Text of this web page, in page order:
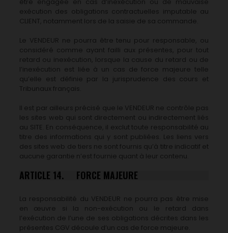
exécution des obligations contractuelles imputable au
CLIENT, notamment lors de la saisie de sa commande.
Le VENDEUR ne pourra être tenu pour responsable, ou
considéré comme ayant failli aux présentes, pour tout
retard ou inexécution, lorsque la cause du retard ou de
l’inexécution est liée à un cas de force majeure telle
qu’elle est définie par la jurisprudence des cours et
Tribunaux français.
Il est par ailleurs précisé que le VENDEUR ne contrôle pas
les sites web qui sont directement ou indirectement liés
au SITE. En conséquence, il exclut toute responsabilité au
titre des informations qui y sont publiées. Les liens vers
des sites web de tiers ne sont fournis qu’à titre indicatif et
aucune garantie n’est fournie quant à leur contenu.
ARTICLE 14. FORCE MAJEURE
La responsabilité du VENDEUR ne pourra pas être mise
en œuvre si la non-exécution ou le retard dans
l’exécution de l’une de ses obligations décrites dans les
présentes CGV découle d’un cas de force majeure.